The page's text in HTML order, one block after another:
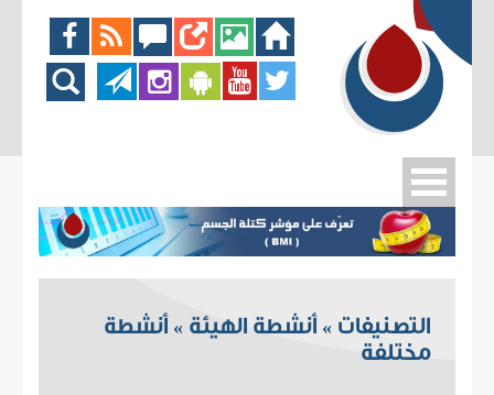
التصنيفات » أنشطة الهيئة » أنشطة
مختلفة